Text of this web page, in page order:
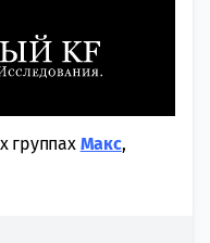
группах Макс,